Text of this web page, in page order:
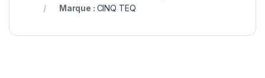
Marque : CINQ TEQ